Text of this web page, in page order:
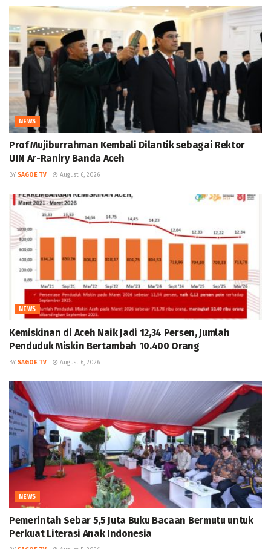
NEWS
Prof Mujiburrahman Kembali Dilantik sebagai Rektor
UIN Ar-Raniry Banda Aceh
BY SAGOE TV August 6, 2026
NEWS
Kemiskinan di Aceh Naik Jadi 12,34 Persen, Jumlah
Penduduk Miskin Bertambah 10.400 Orang
BY SAGOE TV August 6, 2026
NEWS
Pemerintah Sebar 5,5 Juta Buku Bacaan Bermutu untuk
Perkuat Literasi Anak Indonesia